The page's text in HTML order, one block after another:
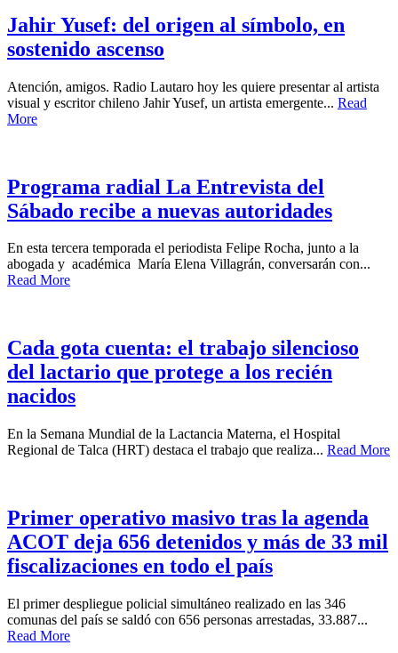
Jahir Yusef: del origen al símbolo, en
sostenido ascenso
Atención, amigos. Radio Lautaro hoy les quiere presentar al artista
visual y escritor chileno Jahir Yusef, un artista emergente... Read
More
Programa radial La Entrevista del
Sábado recibe a nuevas autoridades
En esta tercera temporada el periodista Felipe Rocha, junto a la
abogada y académica María Elena Villagrán, conversarán con...
Read More
Cada gota cuenta: el trabajo silencioso
del lactario que protege a los recién
nacidos
En la Semana Mundial de la Lactancia Materna, el Hospital
Regional de Talca (HRT) destaca el trabajo que realiza... Read More
Primer operativo masivo tras la agenda
ACOT deja 656 detenidos y más de 33 mil
fiscalizaciones en todo el país
El primer despliegue policial simultáneo realizado en las 346
comunas del país se saldó con 656 personas arrestadas, 33.887...
Read More